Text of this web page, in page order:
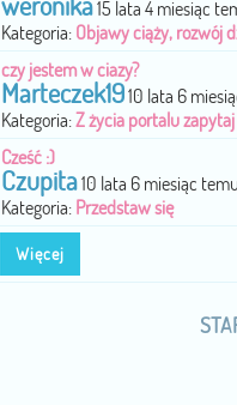
Więcej
15 lata 4 miesiąc
Kategoria: Objawy ciąży, rozwój
czy jestem w ciazy?
Marteczek1910 lata 6
Kategoria:Z życia portalu
Cześć :)
Czupita10 lata 6 miesiąc temu
Kategoria: Przedstaw się